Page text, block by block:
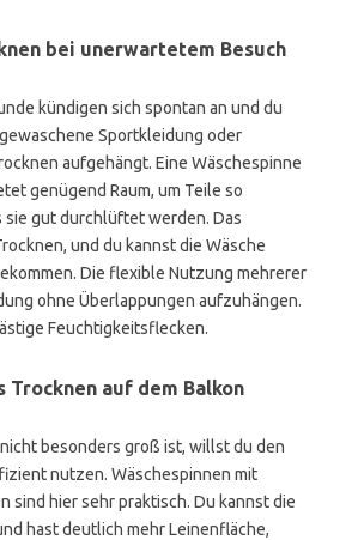
bei unerwartetem Besuch
kündigen sich spontan an und du
Sportkleidung oder
aufgehängt. Eine Wäschespinne
genügend Raum, um Teile so
sie gut durchlüftet werden. Das
und du kannst die Wäsche
Die flexible Nutzung mehrerer
ohne Überlappungen aufzuhängen.
Feuchtigkeitsflecken.
Trocknen auf dem Balkon
besonders groß ist, willst du den
nutzen. Wäschespinnen mit
sind hier sehr praktisch. Du kannst die
hast deutlich mehr Leinenfläche,